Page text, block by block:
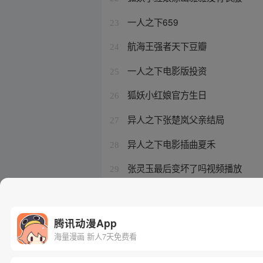
23 一人之下659
24 航海王强者天下豆瓣
25 一人之下电影版投资
26 狐妖小红娘官方生日
27 异人之下张楚岚父亲结局
28 异人之下电影插曲夏禾
29 张灵玉最后变坏了吗视频播放
腾讯动漫App
海量漫画 新人7天免费看